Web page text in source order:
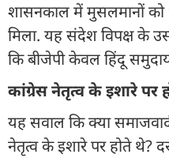
शासनकाल में मुसलमानों
मिला. यह संदेश विपक्ष के
कि बीजेपी केवल हिंदू समुदाय
कांग्रेस नेतृत्‍व के इशारे
यह सवाल कि क्या
नेतृत्व के इशारे पर होते थे?